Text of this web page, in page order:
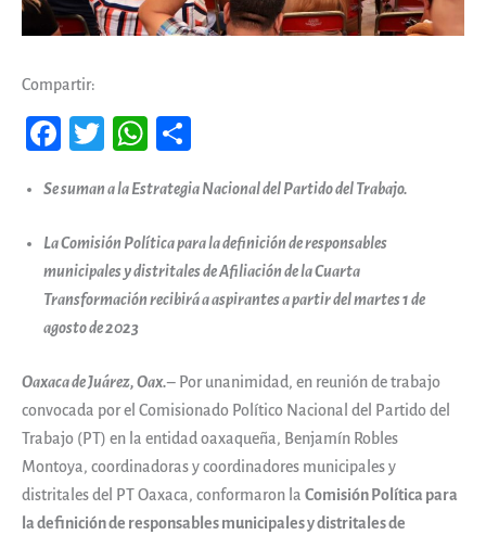
Compartir:
Fa
b
oo
k
T
tt
er
W
ts
A
pp
pa
rti
r
Se suman a la Estrategia Nacional del Partido del Trabajo.
La Comisión Política para la definición de responsables
municipales y distritales de Afiliación de la Cuarta
Transformación recibirá a aspirantes a partir del martes 1 de
agosto de 2023
Oaxaca de Juárez, Oax.– Por unanimidad, en reunión de trabajo
convocada por el Comisionado Político Nacional del Partido del
Trabajo (PT) en la entidad oaxaqueña, Benjamín Robles
Montoya, coordinadoras y coordinadores municipales y
distritales del PT Oaxaca, conformaron la Comisión Política para
la definición de responsables municipales y distritales de